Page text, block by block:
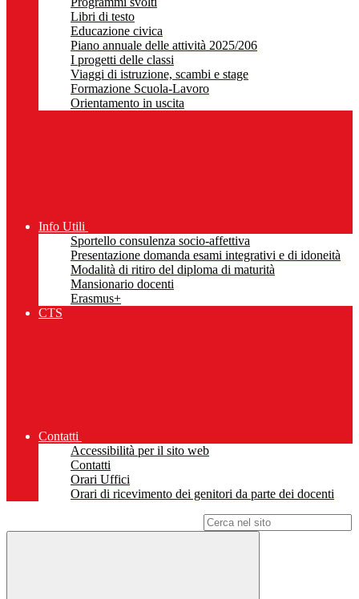
Libri di testo
Educazione civica
Piano annuale delle attività 2025/206
I progetti delle classi
Viaggi di istruzione, scambi e stage
Formazione Scuola-Lavoro
Orientamento in uscita
Info Utili
Sportello consulenza socio-affettiva
Presentazione domanda esami integrativi e di idoneità
Modalità di ritiro del diploma di maturità
Mansionario docenti
Erasmus+
CTS
Contatti
Accessibilità per il sito web
Contatti
Orari Uffici
Orari di ricevimento dei genitori da parte dei docenti